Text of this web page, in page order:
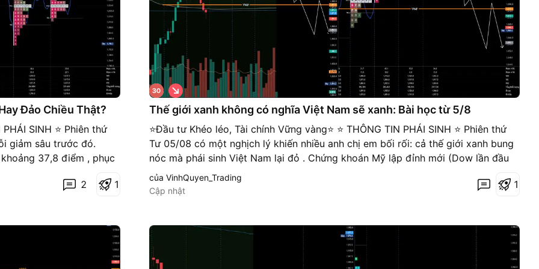
Đảo Chiều Thật?
SINH ⭐️ Phiên thứ
giảm sâu trước đó.
37,8 điểm , phục
. Đây là phiên cho
còn ép được giá xuống
tỷ giá, dòng tiền
tin chính lớn nhất:
trụ Vin kéo chỉ số,
2 1
Thế giới xanh không có nghĩa Việt Nam sẽ xanh: Bài học từ 5/8
⭐️Đầu tư Khéo léo, Tài chính Vững vàng⭐️ ⭐️ THÔNG TIN PHÁI SINH ⭐️ Phiên thứ
Tư 05/08 có một nghịch lý khiến nhiều anh chị em bối rối: cả thế giới xanh bung
nóc mà phái sinh Việt Nam lại đỏ . Chứng khoán Mỹ lập đỉnh mới (Dow lần đầu
vượt 54.000), Nikkei +3,66%, KOSPI +3,76%, nhưng HNX:VN301! (hợp đồng
tháng 8) quay đầu từ đỉnh 1.942 về 1.913,8 (-0,58%) , thủng POC, basis chuyển
chỉnh. Đây là chốt lời tại kháng cự sau nhịp hồi ~130 điểm , không phải tin xấu
nội tại. Ta sẽ bóc tách cả hai đầu ở bài viết dưới đây. Các thông tin chính lớn
nhất: Vì sao chứng khoán Mỹ tăng dựng đứng lên đỉnh lịch sử Dầu lao dốc dưới
G
i
á
x
u
ố
n
g
của VinhQuyen_Trading
Cập nhật
1